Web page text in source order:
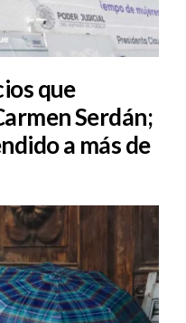
que
Serdán;
a más de